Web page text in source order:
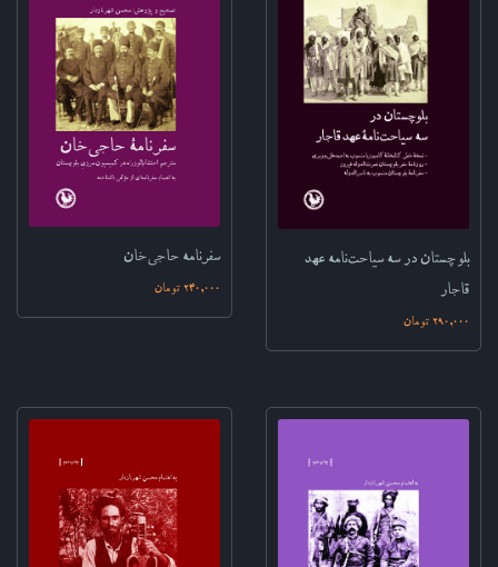
بلوچستان در سه سیاحت‌نامه عهد
قاجار‌
290,000 تومان
سفرنامه حاجی‌خان‌
240,000 تومان